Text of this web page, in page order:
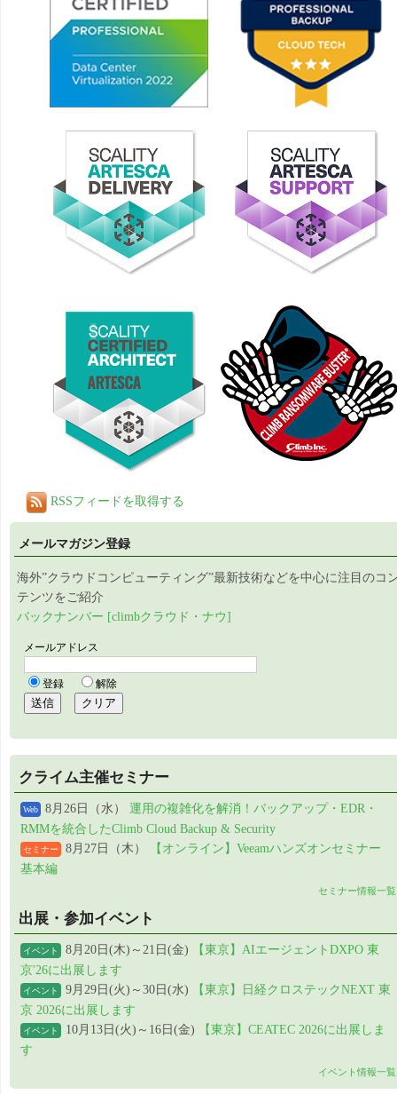
RSSフィードを取得する
メールマガジン登録
海外”クラウドコンピューティング”最新技術などを中心に注目のコ
テンツをご紹介
バックナンバー [climbクラウド・ナウ]
クライム主催セミナー
Web 8月26日（水） 運用の複雑化を解消！バックアップ・EDR・
RMMを統合したClimb Cloud Backup & Security
セミナー 8月27日（木）
【オンライン】Veeamハンズオンセミナー
基本編
セミナー情報一覧
出展・参加イベント
イベント 8月20日(木)～21日(金)
【東京】AIエージェントDXPO 東
京'26に出展します
イベント 9月29日(火)～30日(水)
【東京】日経クロステックNEXT 東
京 2026に出展します
イベント 10月13日(火)～16日(金)
【東京】CEATEC 2026に出展しま
す
イベント情報一覧